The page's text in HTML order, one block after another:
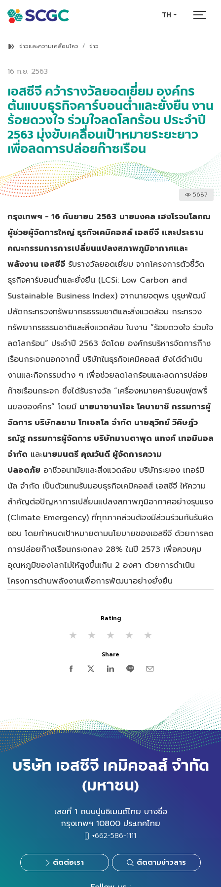
TH
ข่าวและความเคลื่อนไหว ข่าว
16 ก.ย. 2563
เอสซีจี คว้ารางวัลยอดเยี่ยม องค์กร
ต้นแบบธุรกิจคาร์บอนต่ำและยั่งยืน งาน
ร้อยดวงใจ ร่วมใจลดโลกร้อน ประจำปี
2563 มุ่งขับเคลื่อนเป้าหมายระยะยาว
เพื่อลดการปล่อยก๊าซเรือน
5687
กรุงเทพฯ - 16 กันยายน 2563 นายมงคล เฮงโรจนโสภณ
ผู้ช่วยผู้จัดการใหญ่ ธุรกิจเคมิคอลส์ เอสซีจี และประธาน
คณะกรรมการการเปลี่ยนแปลงสภาพภูมิอากาศและ
พลังงาน เอสซีจี รับรางวัลยอดเยี่ยม จากโครงการตัวชี้วัด
ธุรกิจคาร์บอนต่ำและยั่งยืน (LCSi: Low Carbon and
Sustainable Business Index) จากนายจตุพร บุรุษพัฒน์
ปลัดกระทรวงทรัพยากรธรรมชาติและสิ่งแวดล้อม กระทรวง
ทรัพยากรธรรมชาติและสิ่งแวดล้อม ในงาน “ร้อยดวงใจ ร่วมใจ
ลดโลกร้อน” ประจำปี 2563 จัดโดย องค์กรบริหารจัดการก๊าซ
เรือนกระจกนอกจากนี้ บริษัทในธุรกิจเคมิคอลส์ ยังได้ดำเนิน
งานและกิจกรรมต่าง ๆ เพื่อช่วยลดโลกร้อนและลดการปล่อย
ก๊าซเรือนกระจก ซึ่งได้รับรางวัล “เครื่องหมายคาร์บอนฟุตพริ้
นขององค์กร” โดยมี นายมาซานาโอะ โคบายาชิ กรรมการผู้
จัดการ บริษัทสยาม โทเซลโล จำกัด นายสุวิทย์ วิศิษฎ์ว
รณัฐ กรรมการผู้จัดการ บริษัทมาบตาพุด แทงค์ เทอมินอล
จำกัด และนายมนตรี คุณวันดี ผู้จัดการความ
ปลอดภัย อาชีวอนามัยและสิ่งแวดล้อม บริษัทระยอง เทอร์มิ
นัล จำกัด เป็นตัวแทนรับมอบธุรกิจเคมิคอลส์ เอสซีจี ให้ความ
สำคัญต่อปัญหาการเปลี่ยนแปลงสภาพภูมิอากาศอย่างรุนแรง
(Climate Emergency) ที่ทุกภาคส่วนต้องมีส่วนร่วมกันรับผิด
ชอบ โดยกำหนดเป้าหมายตามนโยบายของเอสซีจี ด้วยการลด
การปล่อยก๊าซเรือนกระจกลง 28% ในปี 2573 เพื่อควบคุม
อุณหภูมิของโลกไม่ให้สูงขึ้นเกิน 2 องศา ด้วยการดำเนิน
โครงการด้านพลังงานเพื่อการพัฒนาอย่างยั่งยืน
Rating
★
★
★
★
★
Share
บริษัท เอสซีจี เคมิคอลส์ จำกัด
(มหาชน)
เลขที่ 1 ถนนปูนซิเมนต์ไทย บางซื่อ
กรุงเทพฯ 10800 ประเทศไทย
+662-586-1111
ติดต่อเรา ติดตามข่าวสาร